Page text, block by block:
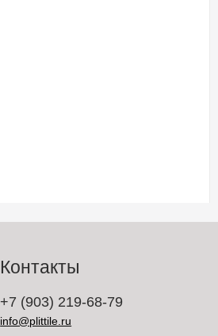
Контакты
+7 (903) 219-68-79
info@plittile.ru